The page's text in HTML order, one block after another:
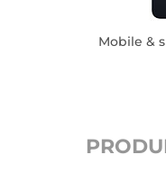
Mobile &